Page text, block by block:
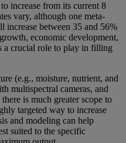
increase from its current 8
vary, although one meta-
increase between 35 and 56%
economic development,
a crucial role to play in filling
(e.g., moisture, nutrient, and
multispectral cameras, and
is much greater scope to
targeted way to increase
and modeling can help
suited to the specific